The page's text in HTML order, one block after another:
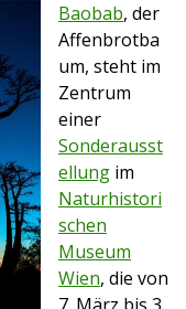
Baobab, der
Affenbrotba
um, steht im
Zentrum
einer
Sonderausst
ellung im
Naturhistori
schen
Museum
Wien, die von